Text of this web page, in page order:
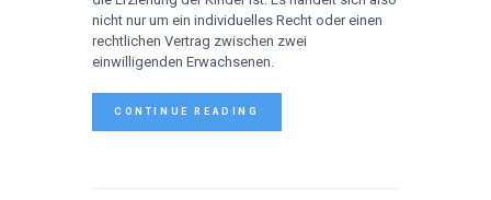
nicht nur um ein individuelles Recht oder einen
rechtlichen Vertrag zwischen zwei
einwilligenden Erwachsenen.
CONTINUE READING